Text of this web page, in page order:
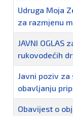
Udruga Moja
za razmjenu
JAVNI OGLAS
rukovodećih
Javni poziv za
obavljanju
Obavijest o